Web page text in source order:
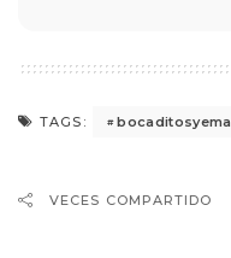
TAGS: bocaditosyema
VECES COMPARTIDO